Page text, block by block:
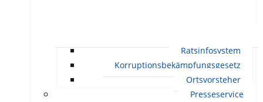
Ratsinfosystem
Korruptionsbekämpfungsgesetz
Ortsvorsteher
Presseservice